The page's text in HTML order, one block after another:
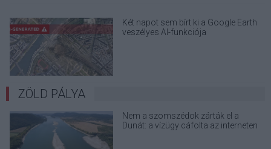
Két napot sem bírt ki a Google Earth
veszélyes AI-funkciója
ZÖLD PÁLYA
Nem a szomszédok zárták el a
Dunát: a vízügy cáfolta az interneten